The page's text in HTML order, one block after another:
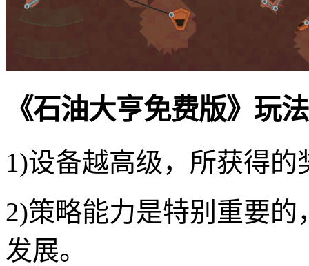
《石油大亨免费版》玩
1)设备越高级，所获得的
2)策略能力是特别重要
发展。